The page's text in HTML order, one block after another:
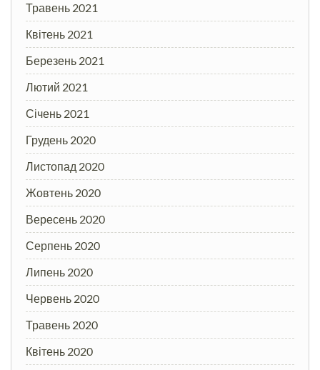
Травень 2021
Квітень 2021
Березень 2021
Лютий 2021
Січень 2021
Грудень 2020
Листопад 2020
Жовтень 2020
Вересень 2020
Серпень 2020
Липень 2020
Червень 2020
Травень 2020
Квітень 2020